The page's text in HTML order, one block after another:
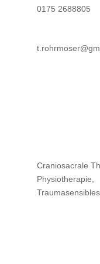
0175 2688805
Craniosacrale
Physiotherapie,